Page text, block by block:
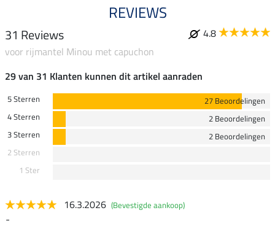
REVIEWS
31 Reviews
4.8
voor rijmantel Minou met capuchon
29 van 31 Klanten kunnen dit artikel aanraden
5 Sterren
27 Beoordelingen
4 Sterren
2 Beoordelingen
3 Sterren
2 Beoordelingen
2 Sterren
1 Ster
16.3.2026 (Bevestigde aankoop)
-